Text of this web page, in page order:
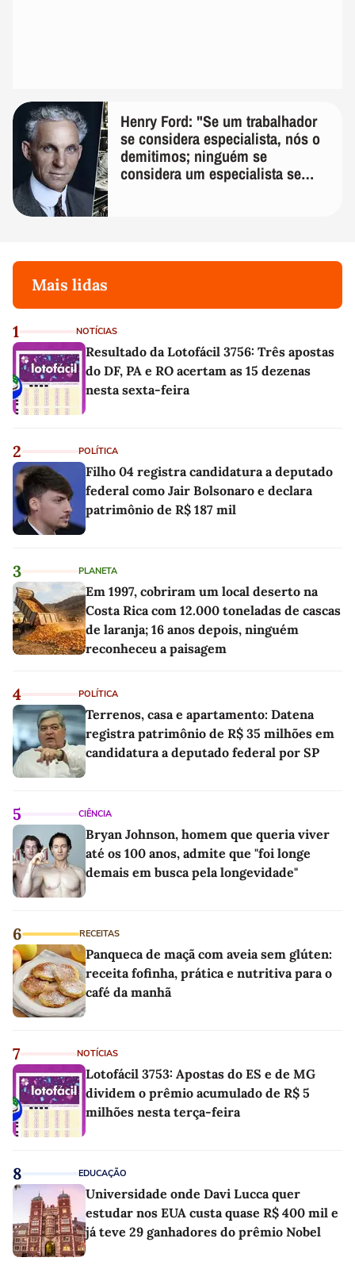
Henry Ford: "Se um trabalhador
se considera especialista, nós o
demitimos; ninguém se
considera um especialista se
Mais lidas
1 NOTÍCIAS
Resultado da Lotofácil 3756: Três apostas
do DF, PA e RO acertam as 15 dezenas
nesta sexta-feira
2 POLÍTICA
Filho 04 registra candidatura a deputado
federal como Jair Bolsonaro e declara
patrimônio de R$ 187 mil
3 PLANETA
Em 1997, cobriram um local deserto na
Costa Rica com 12.000 toneladas de cascas
de laranja; 16 anos depois, ninguém
reconheceu a paisagem
4 POLÍTICA
Terrenos, casa e apartamento: Datena
registra patrimônio de R$ 35 milhões em
candidatura a deputado federal por SP
5 CIÊNCIA
Bryan Johnson, homem que queria viver
até os 100 anos, admite que "foi longe
demais em busca pela longevidade"
6 RECEITAS
Panqueca de maçã com aveia sem glúten:
receita fofinha, prática e nutritiva para o
café da manhã
7 NOTÍCIAS
Lotofácil 3753: Apostas do ES e de MG
dividem o prêmio acumulado de R$ 5
milhões nesta terça-feira
8 EDUCAÇÃO
Universidade onde Davi Lucca quer
estudar nos EUA custa quase R$ 400 mil e
já teve 29 ganhadores do prêmio Nobel